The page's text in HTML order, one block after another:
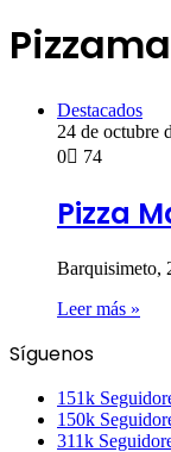
Destacados
24 de octubre
0
74
Pizza
Barquisimeto,
Leer más »
Síguenos
151k
150k
311k